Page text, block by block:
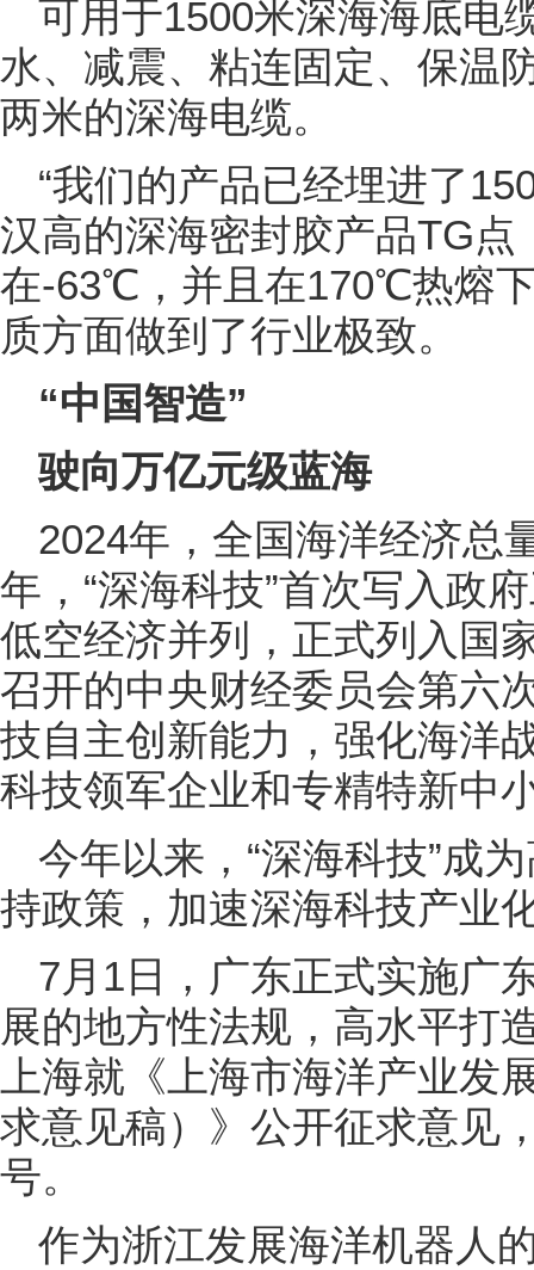
可用于1500米深海海底电
水、减震、粘连固定、保温
两米的深海电缆。
“我们的产品已经埋进了
汉高的深海密封胶产品TG点
在-63℃，并且在170℃热熔
质方面做到了行业极致。
“中国智造”
驶向万亿元级蓝海
2024年，全国海洋经济总
年，“深海科技”首次写入政
低空经济并列，正式列入国
召开的中央财经委员会第六
技自主创新能力，强化海洋
科技领军企业和专精特新中
今年以来，“深海科技”成
持政策，加速深海科技产业
7月1日，广东正式实施广
展的地方性法规，高水平打
上海就《上海市海洋产业
求意见稿）》公开征求意见
号。
作为浙江发展海洋机器人